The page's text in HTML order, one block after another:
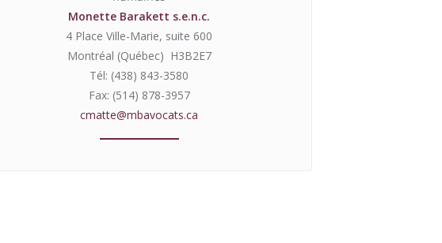
Monette Barakett s.e.n.c.
4 Place Ville-Marie, suite 600
Montréal (Québec) H3B2E7
Tél: (438) 843-3580
Fax: (514) 878-3957
cmatte@mbavocats.ca